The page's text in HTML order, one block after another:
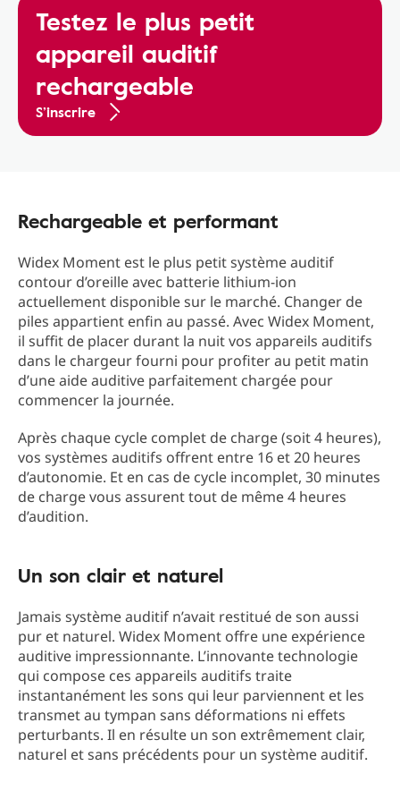
Testez le plus petit
appareil auditif
rechargeable
S’inscrire
Rechargeable et performant
Widex Moment est le plus petit système auditif
contour d’oreille avec batterie lithium-ion
actuellement disponible sur le marché. Changer de
piles appartient enfin au passé. Avec Widex Moment,
il suffit de placer durant la nuit vos appareils auditifs
dans le chargeur fourni pour profiter au petit matin
d’une aide auditive parfaitement chargée pour
commencer la journée.
Après chaque cycle complet de charge (soit 4 heures),
vos systèmes auditifs offrent entre 16 et 20 heures
d’autonomie. Et en cas de cycle incomplet, 30 minutes
de charge vous assurent tout de même 4 heures
d’audition.
Un son clair et naturel
Jamais système auditif n’avait restitué de son aussi
pur et naturel. Widex Moment offre une expérience
auditive impressionnante. L’innovante technologie
qui compose ces appareils auditifs traite
instantanément les sons qui leur parviennent et les
transmet au tympan sans déformations ni effets
perturbants. Il en résulte un son extrêmement clair,
naturel et sans précédents pour un système auditif.